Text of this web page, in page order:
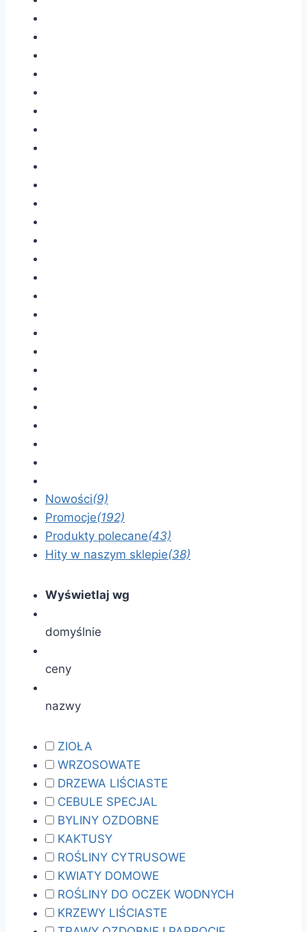
Nowości(9)
Promocje(192)
Produkty polecane(43)
Hity w naszym sklepie(38)
Wyświetlaj wg
domyślnie
ceny
nazwy
ZIOŁA
WRZOSOWATE
DRZEWA LIŚCIASTE
CEBULE SPECJAL
BYLINY OZDOBNE
KAKTUSY
ROŚLINY CYTRUSOWE
KWIATY DOMOWE
ROŚLINY DO OCZEK WODNYCH
KRZEWY LIŚCIASTE